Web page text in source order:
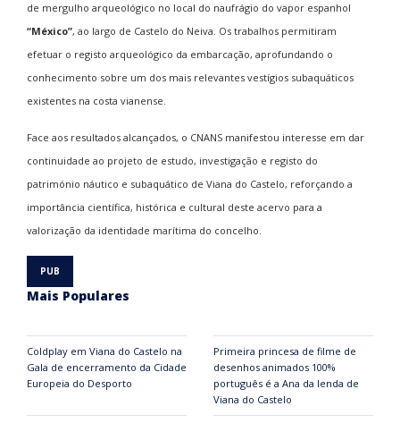
de mergulho arqueológico no local do naufrágio do vapor espanhol
“México”, ao largo de Castelo do Neiva. Os trabalhos permitiram
efetuar o registo arqueológico da embarcação, aprofundando o
conhecimento sobre um dos mais relevantes vestígios subaquáticos
existentes na costa vianense.
Face aos resultados alcançados, o CNANS manifestou interesse em dar
continuidade ao projeto de estudo, investigação e registo do
património náutico e subaquático de Viana do Castelo, reforçando a
importância científica, histórica e cultural deste acervo para a
valorização da identidade marítima do concelho.
Mais Populares
Coldplay em Viana do Castelo na
Gala de encerramento da Cidade
Europeia do Desporto
Primeira princesa de filme de
desenhos animados 100%
português é a Ana da lenda de
Viana do Castelo